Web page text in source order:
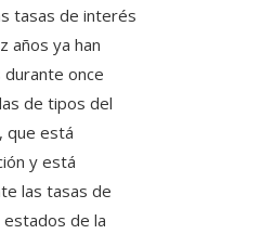
tasas de interés
años ya han
once
de tipos del
que está
y está
las tasas de
de la